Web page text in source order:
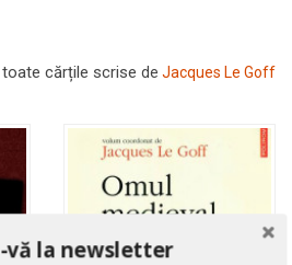
cărțile scrise de Jacques Le Goff
vă la newsletter